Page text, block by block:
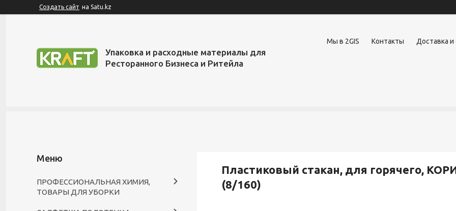
Создать сайт на Satu.kz
Упаковка и расходные материалы для
Ресторанного Бизнеса и Ритейла
Мы в 2GIS Контакты Доставка и
Пластиковый стакан, для горячего,
(8/160)
ПРОФЕССИОНАЛЬНАЯ ХИМИЯ,
ТОВАРЫ ДЛЯ УБОРКИ